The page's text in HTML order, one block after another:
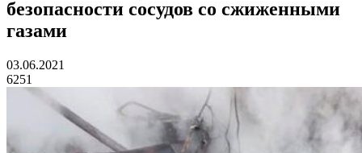
безопасности сосудов со сжиженными
газами
03.06.2021
6251